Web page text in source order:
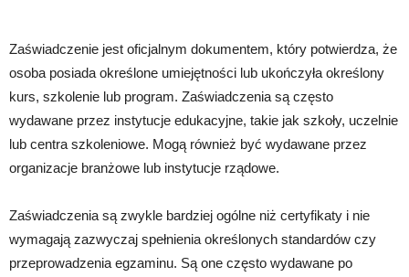
Zaświadczenie jest oficjalnym dokumentem, który potwierdza, że
osoba posiada określone umiejętności lub ukończyła określony
kurs, szkolenie lub program. Zaświadczenia są często
wydawane przez instytucje edukacyjne, takie jak szkoły, uczelnie
lub centra szkoleniowe. Mogą również być wydawane przez
organizacje branżowe lub instytucje rządowe.
Zaświadczenia są zwykle bardziej ogólne niż certyfikaty i nie
wymagają zazwyczaj spełnienia określonych standardów czy
przeprowadzenia egzaminu. Są one często wydawane po